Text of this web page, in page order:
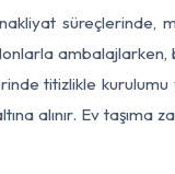
ambalajlarken,
titizlikle
alınır. Ev